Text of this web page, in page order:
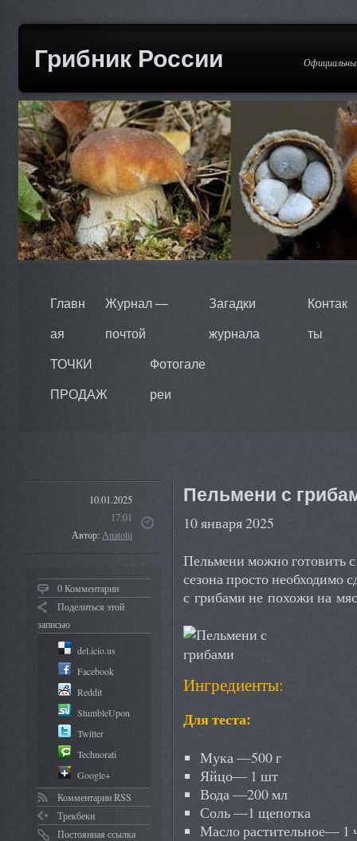
Грибник России
Главн
ая
Журнал —
почтой
Загадки
журнала
Контак
ты
ТОЧКИ
ПРОДАЖ
Фотогале
реи
10.01.2025
17:01
Автор:Anatolii
0 Комментарии
Поделиться этой
записью
del.icio.us
Facebook
Reddit
StumbleUpon
Twitter
Technorati
Google+
Комментарии RSS
Трекбеки
Постоянная ссылка
Пельмени с
10 января 2025
Пельмени можно готовить
сезона просто необходимо
с грибами не похожи на
​Ингредиенты:
Для теста:
Мука —500 г
Яйцо— 1 шт
Вода —200 мл
Соль —1 щепотка
Масло растительное— 1